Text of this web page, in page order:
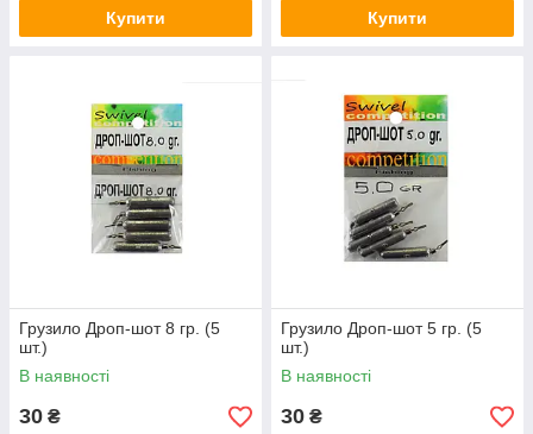
Купити Купити
Грузило Дроп-шот 8 гр. (5
шт.)
В наявності
30 ₴
Грузило Дроп-шот 5 гр. (5
шт.)
В наявності
30 ₴